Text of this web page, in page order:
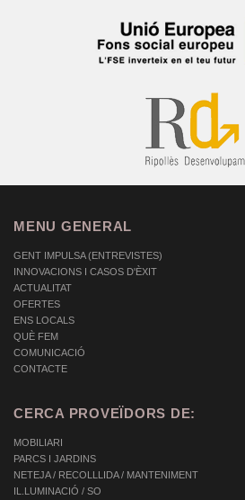
MENU GENERAL
GENT IMPULSA (ENTREVISTES)
INNOVACIONS I CASOS D'ÈXIT
ACTUALITAT
OFERTES
ENS LOCALS
QUÈ FEM
COMUNICACIÓ
CONTACTE
CERCA PROVEÏDORS DE:
MOBILIARI
PARCS I JARDINS
NETEJA / RECOLLLIDA / MANTENIMENT
IL.LUMINACIÓ / SO